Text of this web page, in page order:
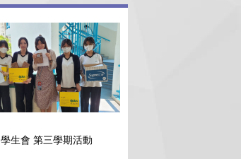
學生會 第三學期活動